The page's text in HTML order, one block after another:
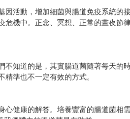
活動，增加細菌與腸道免疫系統的
機中。正念、冥想、正常的晝夜節
知道的是，其實腸道菌隨著每天的
準也不一定有效的方式。
健康的解答。培養豐富的腸道菌相